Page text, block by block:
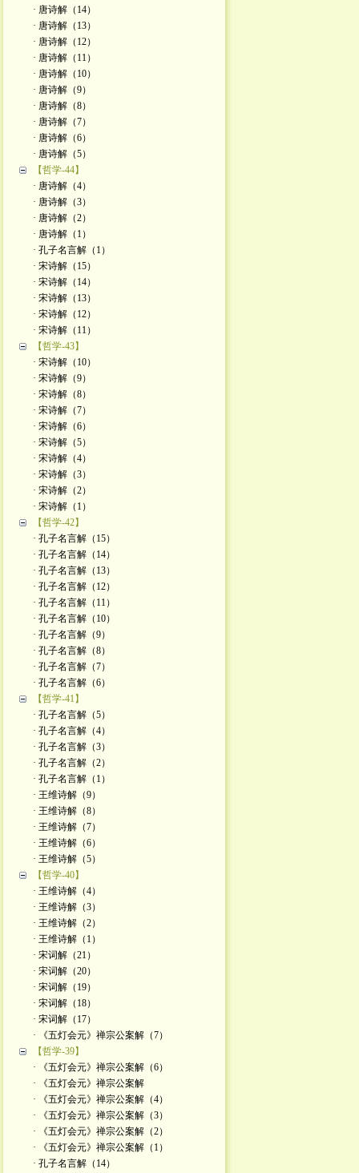
· 唐诗解（14）
· 唐诗解（13）
· 唐诗解（12）
· 唐诗解（11）
· 唐诗解（10）
· 唐诗解（9）
· 唐诗解（8）
· 唐诗解（7）
· 唐诗解（6）
· 唐诗解（5）
【哲学-44】
· 唐诗解（4）
· 唐诗解（3）
· 唐诗解（2）
· 唐诗解（1）
· 孔子名言解（1）
· 宋诗解（15）
· 宋诗解（14）
· 宋诗解（13）
· 宋诗解（12）
· 宋诗解（11）
【哲学-43】
· 宋诗解（10）
· 宋诗解（9）
· 宋诗解（8）
· 宋诗解（7）
· 宋诗解（6）
· 宋诗解（5）
· 宋诗解（4）
· 宋诗解（3）
· 宋诗解（2）
· ​宋诗解（1）
【哲学-42】
· 孔子名言解（15）
· 孔子名言解（14）
· 孔子名言解（13）
· 孔子名言解（12）
· 孔子名言解（11）
· 孔子名言解（10）
· 孔子名言解（9）
· 孔子名言解（8）
· 孔子名言解（7）
· 孔子名言解（6）
【哲学-41】
· 孔子名言解（5）
· 孔子名言解（4）
· 孔子名言解（3）
· 孔子名言解（2）
· 孔子名言解（1）
· 王维诗解（9）
· 王维诗解（8）
· 王维诗解（7）
· 王维诗解（6）
· 王维诗解（5）
【哲学-40】
· 王维诗解（4）
· 王维诗解（3）
· 王维诗解（2）
· 王维诗解（1）
· 宋词解（21）
· 宋词解（20）
· 宋词解（19）
· 宋词解（18）
· 宋词解（17）
· 《五灯会元》禅宗公案解（7）
【哲学-39】
· 《五灯会元》禅宗公案解（6）
· 《五灯会元》禅宗公案解
· 《五灯会元》禅宗公案解（4）
· 《五灯会元》禅宗公案解（3）
· 《五灯会元》禅宗公案解（2）
· 《五灯会元》禅宗公案解（1）
· 孔子名言解（14）